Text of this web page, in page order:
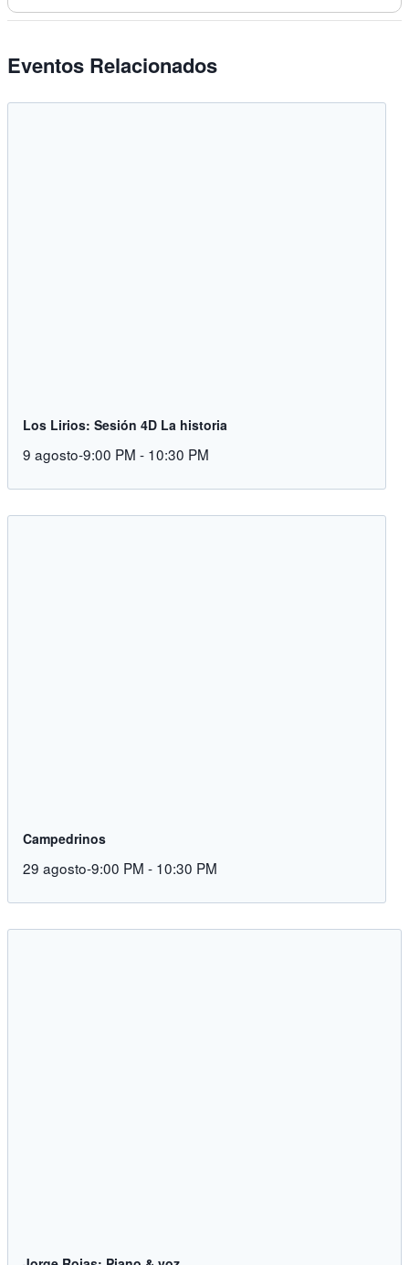
Eventos Relacionados
Los Lirios: Sesión 4D La historia
9 agosto-9:00 PM - 10:30 PM
Campedrinos
29 agosto-9:00 PM - 10:30 PM